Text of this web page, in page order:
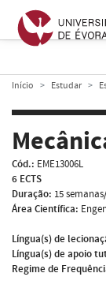
Início Estudar
Cód.: EME13006L
6 ECTS
Duração: 15
Área Científica:
Língua(s) de
Língua(s) de apoio
Regime de